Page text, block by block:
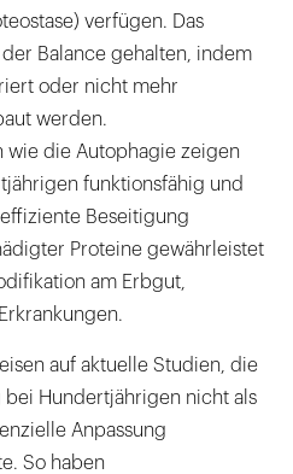
verfügen. Das
Balance gehalten, indem
oder nicht mehr
werden.
wie die Autophagie zeigen
funktionsfähig und
Beseitigung
Proteine ​​gewährleistet
am Erbgut,
auf aktuelle Studien, die
bei Hundertjährigen nicht als
Anpassung
So haben